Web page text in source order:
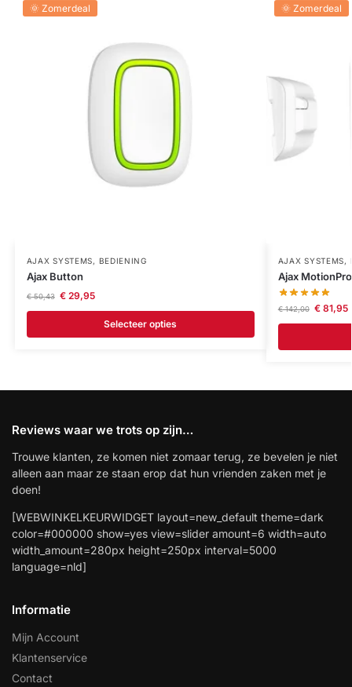
🌞 Zomerdeal
AJAX SYSTEMS, BEDIENING
Ajax Button
€50,43 €29,95
Selecteer opties
🌞 Zomerdeal
AJAX SYSTEMS,
Ajax
€142,00 €81,95
Reviews waar we trots op zijn…
Trouwe klanten, ze komen niet zomaar terug, ze bevelen je niet
alleen aan maar ze staan erop dat hun vrienden zaken met je
doen!
[WEBWINKELKEURWIDGET layout=new_default theme=dark
color=#000000 show=yes view=slider amount=6 width=auto
width_amount=280px height=250px interval=5000
language=nld]
Informatie
Mijn Account
Klantenservice
Contact